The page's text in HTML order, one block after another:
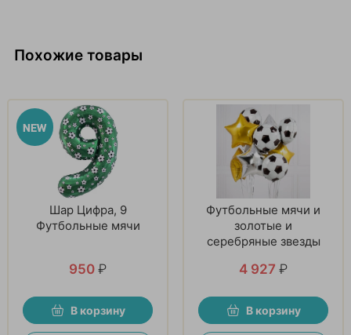
Похожие товары
Шар Цифра, 9
Футбольные мячи
950 ₽
В корзину
Футбольные мячи и
золотые и
серебряные звезды
4 927 ₽
В корзину